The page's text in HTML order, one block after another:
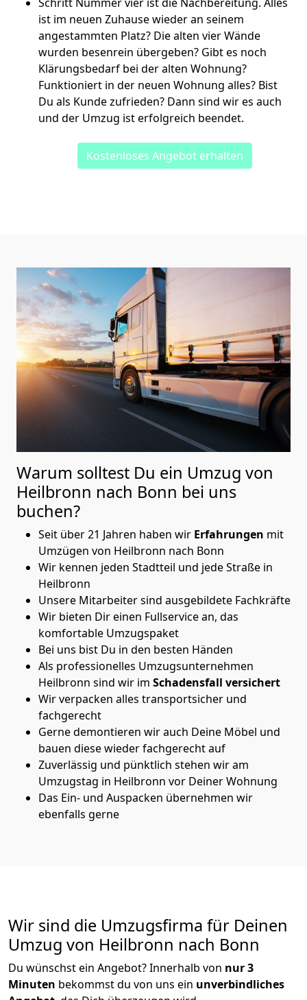
ist im neuen Zuhause wieder an seinem
angestammten Platz? Die alten vier Wände
wurden besenrein übergeben? Gibt es noch
Klärungsbedarf bei der alten Wohnung?
Funktioniert in der neuen Wohnung alles? Bist
Du als Kunde zufrieden? Dann sind wir es auch
und der Umzug ist erfolgreich beendet.
Kostenloses Angebot erhalten
Warum solltest Du ein Umzug von
Heilbronn nach Bonn bei uns
buchen?
Seit über 21 Jahren haben wir Erfahrungen mit
Umzügen von Heilbronn nach Bonn
Wir kennen jeden Stadtteil und jede Straße in
Heilbronn
Unsere Mitarbeiter sind ausgebildete Fachkräfte
Wir bieten Dir einen Fullservice an, das
komfortable Umzugspaket
Bei uns bist Du in den besten Händen
Als professionelles Umzugsunternehmen
Heilbronn sind wir im Schadensfall versichert
Wir verpacken alles transportsicher und
fachgerecht
Gerne demontieren wir auch Deine Möbel und
bauen diese wieder fachgerecht auf
Zuverlässig und pünktlich stehen wir am
Umzugstag in Heilbronn vor Deiner Wohnung
Das Ein- und Auspacken übernehmen wir
ebenfalls gerne
Wir sind die Umzugsfirma für Deinen
Umzug von Heilbronn nach Bonn
Du wünschst ein Angebot? Innerhalb von nur 3
Minuten bekommst du von uns ein unverbindliches